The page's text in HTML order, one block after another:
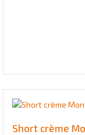
Short crème